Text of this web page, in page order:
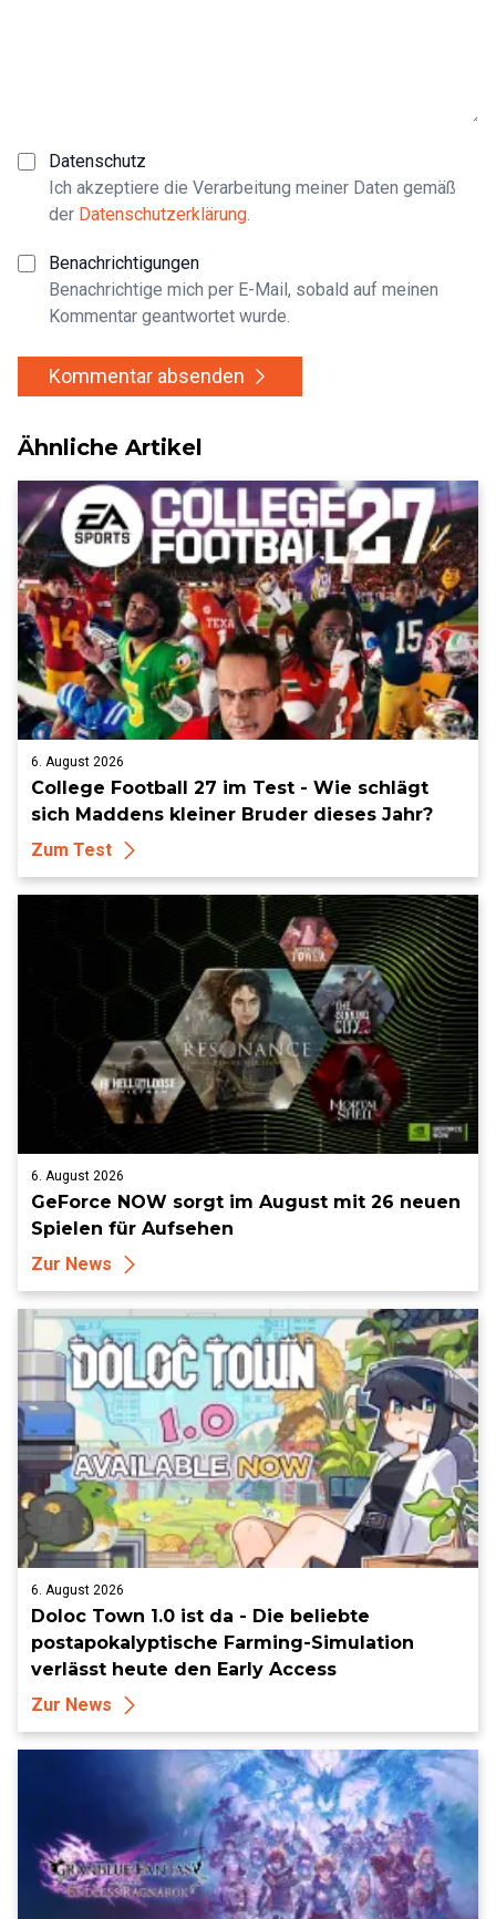
Datenschutz
Ich akzeptiere die Verarbeitung meiner Daten gemäß
der Datenschutzerklärung.
Benachrichtigungen
Benachrichtige mich per E-Mail, sobald auf meinen
Kommentar geantwortet wurde.
Kommentar absenden
Ähnliche Artikel
6. August 2026
College Football 27 im Test - Wie schlägt
sich Maddens kleiner Bruder dieses Jahr?
Zum Test
6. August 2026
GeForce NOW sorgt im August mit 26 neuen
Spielen für Aufsehen
Zur News
6. August 2026
Doloc Town 1.0 ist da - Die beliebte
postapokalyptische Farming-Simulation
verlässt heute den Early Access
Zur News